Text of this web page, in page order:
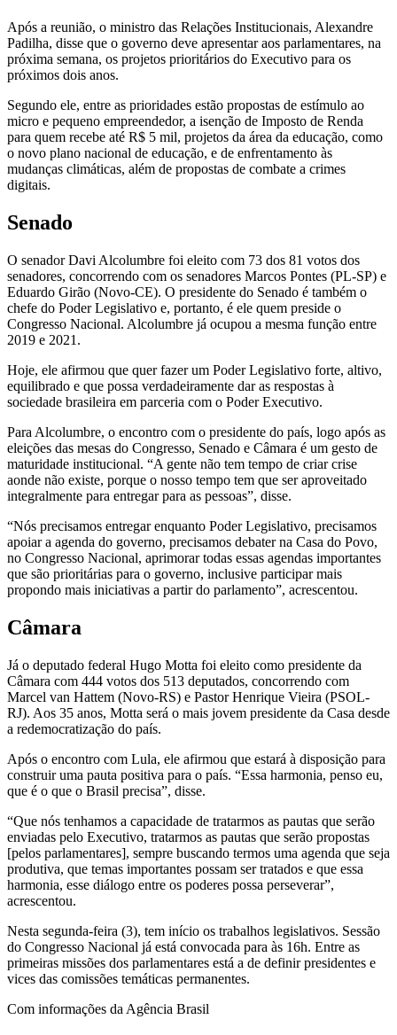
Após a reunião, o ministro das Relações Institucionais, Alexandre
Padilha, disse que o governo deve apresentar aos parlamentares, na
próxima semana, os projetos prioritários do Executivo para os
próximos dois anos.
Segundo ele, entre as prioridades estão propostas de estímulo ao
micro e pequeno empreendedor, a isenção de Imposto de Renda
para quem recebe até R$ 5 mil, projetos da área da educação, como
o novo plano nacional de educação, e de enfrentamento às
mudanças climáticas, além de propostas de combate a crimes
digitais.
Senado
O senador Davi Alcolumbre foi eleito com 73 dos 81 votos dos
senadores, concorrendo com os senadores Marcos Pontes (PL-SP) e
Eduardo Girão (Novo-CE). O presidente do Senado é também o
chefe do Poder Legislativo e, portanto, é ele quem preside o
Congresso Nacional. Alcolumbre já ocupou a mesma função entre
2019 e 2021.
Hoje, ele afirmou que quer fazer um Poder Legislativo forte, altivo,
equilibrado e que possa verdadeiramente dar as respostas à
sociedade brasileira em parceria com o Poder Executivo.
Para Alcolumbre, o encontro com o presidente do país, logo após as
eleições das mesas do Congresso, Senado e Câmara é um gesto de
maturidade institucional. “A gente não tem tempo de criar crise
aonde não existe, porque o nosso tempo tem que ser aproveitado
integralmente para entregar para as pessoas”, disse.
“Nós precisamos entregar enquanto Poder Legislativo, precisamos
apoiar a agenda do governo, precisamos debater na Casa do Povo,
no Congresso Nacional, aprimorar todas essas agendas importantes
que são prioritárias para o governo, inclusive participar mais
propondo mais iniciativas a partir do parlamento”, acrescentou.
Câmara
Já o deputado federal Hugo Motta foi eleito como presidente da
Câmara com 444 votos dos 513 deputados, concorrendo com
Marcel van Hattem (Novo-RS) e Pastor Henrique Vieira (PSOL-
RJ). Aos 35 anos, Motta será o mais jovem presidente da Casa desde
a redemocratização do país.
Após o encontro com Lula, ele afirmou que estará à disposição para
construir uma pauta positiva para o país. “Essa harmonia, penso eu,
que é o que o Brasil precisa”, disse.
“Que nós tenhamos a capacidade de tratarmos as pautas que serão
enviadas pelo Executivo, tratarmos as pautas que serão propostas
[pelos parlamentares], sempre buscando termos uma agenda que seja
produtiva, que temas importantes possam ser tratados e que essa
harmonia, esse diálogo entre os poderes possa perseverar”,
acrescentou.
Nesta segunda-feira (3), tem início os trabalhos legislativos. Sessão
do Congresso Nacional já está convocada para às 16h. Entre as
primeiras missões dos parlamentares está a de definir presidentes e
vices das comissões temáticas permanentes.
Com informações da Agência Brasil